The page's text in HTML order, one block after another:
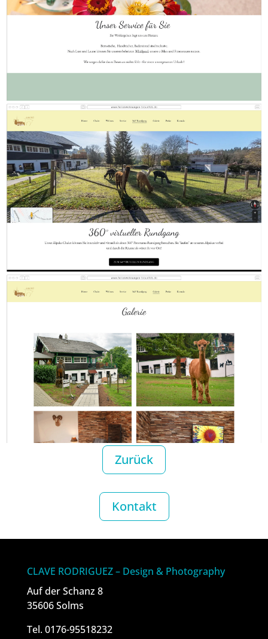
Zurück
Kontakt
CLAVE RODRIGUEZ – Design & Photography
Auf der Schanz 8
35606 Solms
Tel. 0176-95518232